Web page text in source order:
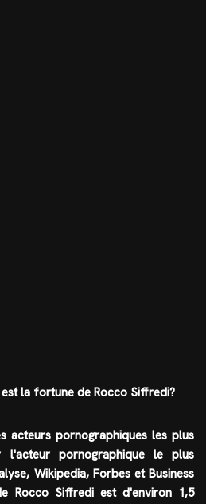
la fortune de Rocco Siffredi?
acteurs pornographiques les plus
pornographique le plus
Wikipedia, Forbes et Business
Rocco Siffredi est d'environ 1,5